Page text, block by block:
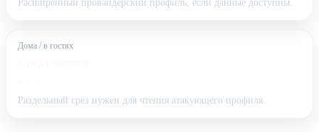
Расширенный провайдерский профиль, если данные доступны.
Дома / в гостях
Раздельный срез нужен для чтения атакующего профиля.